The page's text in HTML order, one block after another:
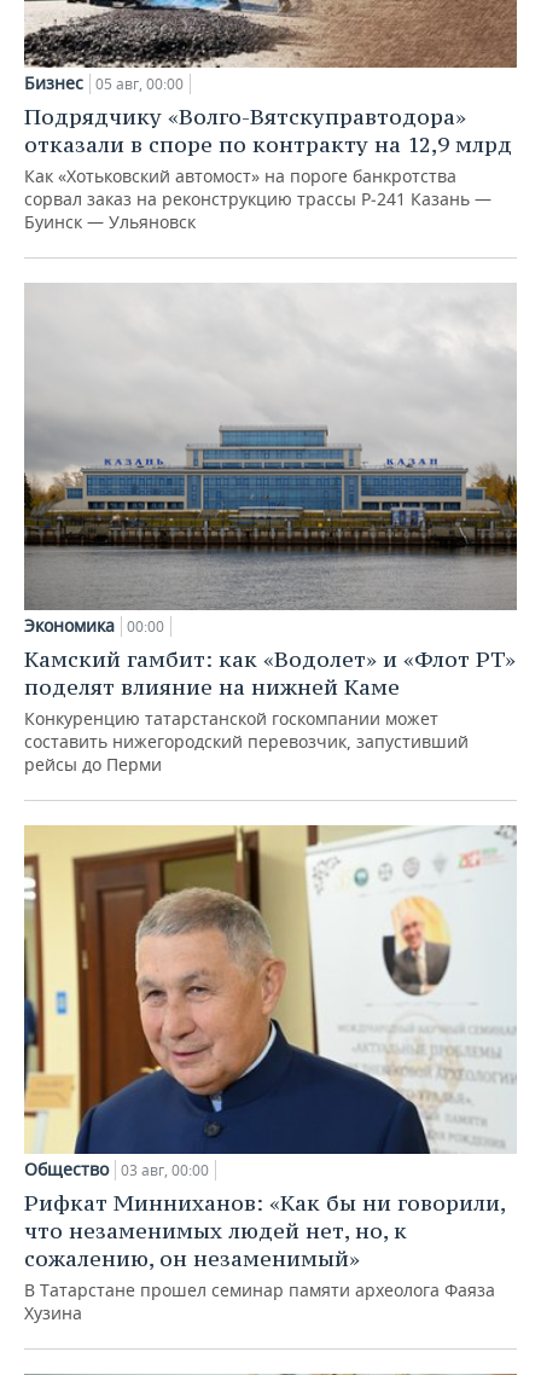
Бизнес 05 авг, 00:00
Подрядчику «Волго-Вятскуправтодора»
отказали в споре по контракту на 12,9 млрд
Как «Хотьковский автомост» на пороге банкротства
сорвал заказ на реконструкцию трассы Р‑241 Казань —
Буинск — Ульяновск
Экономика 00:00
Камский гамбит: как «Водолет» и «Флот РТ»
поделят влияние на нижней Каме
Конкуренцию татарстанской госкомпании может
составить нижегородский перевозчик, запустивший
рейсы до Перми
Общество 03 авг, 00:00
Рифкат Минниханов: «Как бы ни говорили,
что незаменимых людей нет, но, к
сожалению, он незаменимый»
В Татарстане прошел семинар памяти археолога Фаяза
Хузина